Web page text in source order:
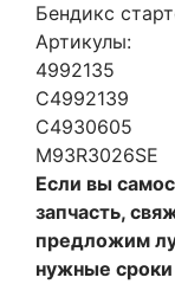
Бендикс
Артикулы:
4992135
C4992139
C4930605
​M93R3026SE
Если вы
запчасть,
предложим
нужные